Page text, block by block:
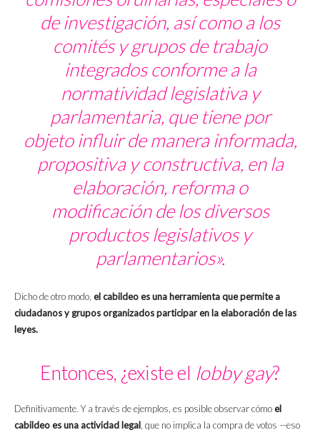
de investigación, así como a los
comités y grupos de trabajo
integrados conforme a la
normatividad legislativa y
parlamentaria, que tiene por
objeto influir de manera informada,
propositiva y constructiva, en la
elaboración, reforma o
modificación de los diversos
productos legislativos y
parlamentarios».
Dicho de otro modo, el cabildeo es una herramienta que permite a
ciudadanos y grupos organizados participar en la elaboración de las
leyes.
Entonces, ¿existe el lobby gay?
Definitivamente. Y a través de ejemplos, es posible observar cómoel
cabildeo es una actividad legal , que no implica la compra de votos —eso